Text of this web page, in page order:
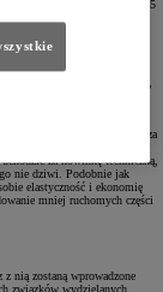
Euro 4 (2005) i Euro 5
Diesla. Efektem tych
dieslach.
W efekcie
z silnikami
zaawansowanych technologii,
mocznika, który
kiedy premierę miała pierwsza
że technologia ta została
za nowinkę techniczną,
nie dziwi. Podobnie jak
elastyczność i ekonomię
mniej ruchomych części
nią zostaną wprowadzone